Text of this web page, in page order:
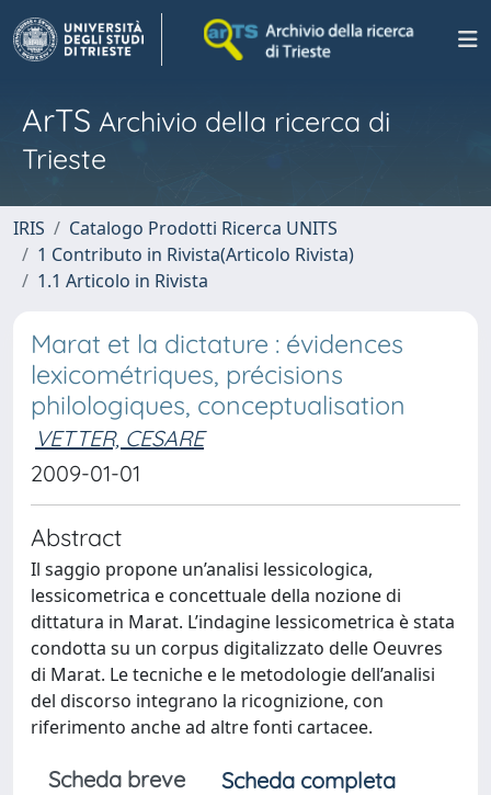
ArTS Archivio della ricerca di
Trieste
IRIS
Catalogo Prodotti Ricerca UNITS
1 Contributo in Rivista(Articolo Rivista)
1.1 Articolo in Rivista
Marat et la dictature : évidences
lexicométriques, précisions
philologiques, conceptualisation
VETTER, CESARE
2009-01-01
Abstract
Il saggio propone un’analisi lessicologica,
lessicometrica e concettuale della nozione di
dittatura in Marat. L’indagine lessicometrica è stata
condotta su un corpus digitalizzato delle Oeuvres
di Marat. Le tecniche e le metodologie dell’analisi
del discorso integrano la ricognizione, con
riferimento anche ad altre fonti cartacee.
Scheda breve Scheda completa